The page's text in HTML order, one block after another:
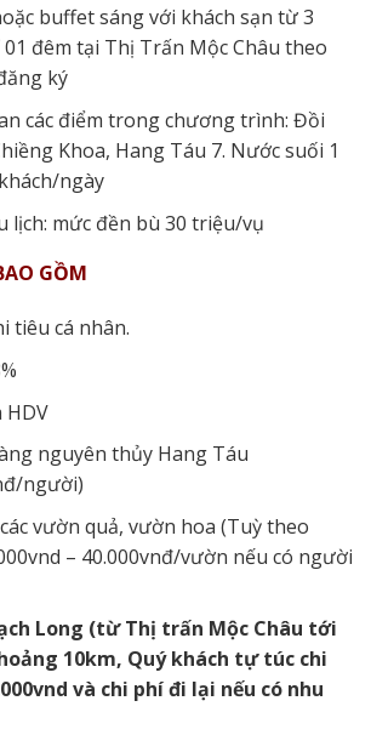
buffet sáng với khách sạn từ 3
01 đêm tại Thị Trấn Mộc Châu theo
ký
các điểm trong chương trình: Đồi
Khoa, Hang Táu 7. Nước suối 1
ngày
lịch: mức đền bù 30 triệu/vụ
GỒM
tiêu cá nhân.
HDV
nguyên thủy Hang Táu
người)
vườn quả, vườn hoa (Tuỳ theo
– 40.000vnđ/vườn nếu có người
Long (từ Thị trấn Mộc Châu tới
10km, Quý khách tự túc chi
và chi phí đi lại nếu có nhu